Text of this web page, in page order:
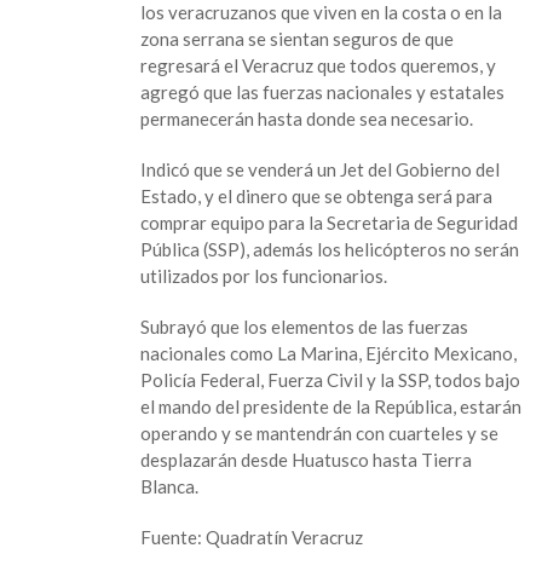
los veracruzanos que viven en la costa o en la
zona serrana se sientan seguros de que
regresará el Veracruz que todos queremos, y
agregó que las fuerzas nacionales y estatales
permanecerán hasta donde sea necesario.
Indicó que se venderá un Jet del Gobierno del
Estado, y el dinero que se obtenga será para
comprar equipo para la Secretaria de Seguridad
Pública (SSP), además los helicópteros no serán
utilizados por los funcionarios.
Subrayó que los elementos de las fuerzas
nacionales como La Marina, Ejército Mexicano,
Policía Federal, Fuerza Civil y la SSP, todos bajo
el mando del presidente de la República, estarán
operando y se mantendrán con cuarteles y se
desplazarán desde Huatusco hasta Tierra
Blanca.
Fuente: Quadratín Veracruz